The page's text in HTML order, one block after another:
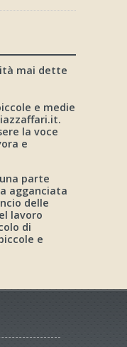
mai dette
e medie
la voce
e
parte
agganciata
delle
lavoro
di
e